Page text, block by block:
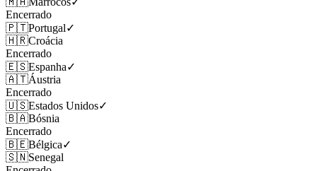
Encerrado
🇵🇹Portugal✓
🇭🇷Croácia
Encerrado
🇪🇸Espanha✓
🇦🇹Áustria
Encerrado
🇺🇸Estados Unidos✓
🇧🇦Bósnia
Encerrado
🇧🇪Bélgica✓
🇸🇳Senegal